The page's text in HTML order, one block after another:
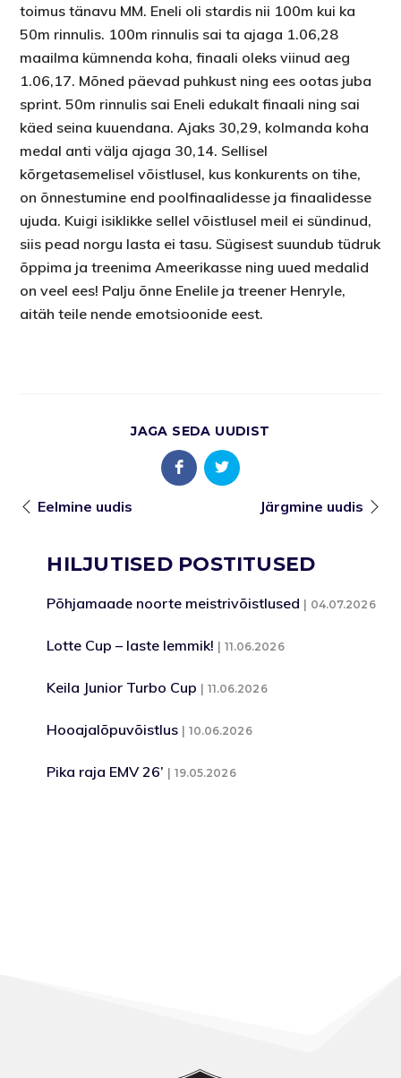
toimus tänavu MM. Eneli oli stardis nii 100m kui ka
50m rinnulis. 100m rinnulis sai ta ajaga 1.06,28
maailma kümnenda koha, finaali oleks viinud aeg
1.06,17. Mõned päevad puhkust ning ees ootas juba
sprint. 50m rinnulis sai Eneli edukalt finaali ning sai
käed seina kuuendana. Ajaks 30,29, kolmanda koha
medal anti välja ajaga 30,14. Sellisel
kõrgetasemelisel võistlusel, kus konkurents on tihe,
on õnnestumine end poolfinaalidesse ja finaalidesse
ujuda. Kuigi isiklikke sellel võistlusel meil ei sündinud,
siis pead norgu lasta ei tasu. Sügisest suundub tüdruk
õppima ja treenima Ameerikasse ning uued medalid
on veel ees! Palju õnne Enelile ja treener Henryle,
aitäh teile nende emotsioonide eest.
JAGA SEDA UUDIST
Eelmine uudis Järgmine uudis
HILJUTISED POSTITUSED
Põhjamaade noorte meistrivõistlused 04.07.2026
Lotte Cup – laste lemmik! 11.06.2026
Keila Junior Turbo Cup 11.06.2026
Hooajalõpuvõistlus 10.06.2026
Pika raja EMV 26’ 19.05.2026